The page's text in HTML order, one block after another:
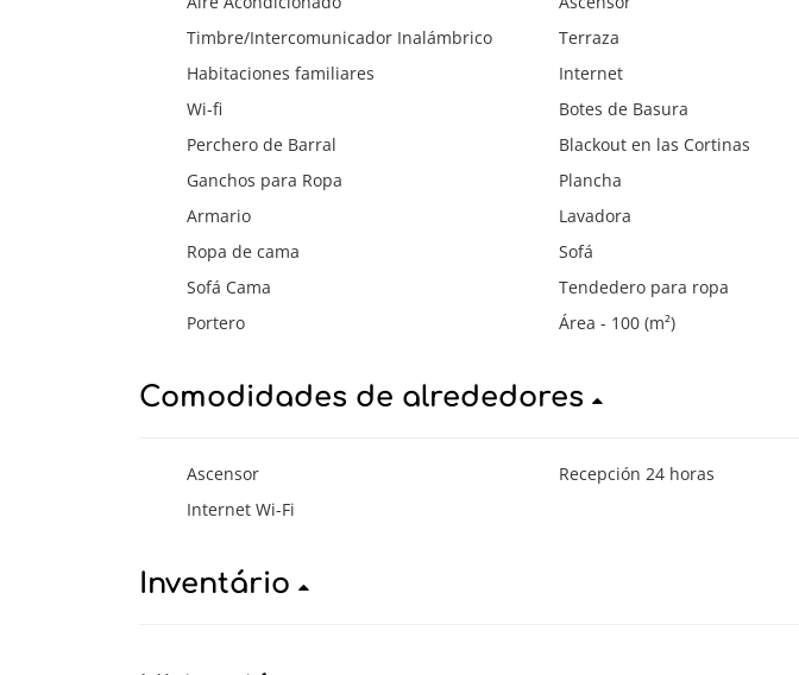
Timbre/Intercomunicador Inalámbrico
Terraza
Habitaciones familiares
Internet
Wi-fi
Botes de Basura
Perchero de Barral
Blackout en las Cortinas
Ganchos para Ropa
Plancha
Armario
Lavadora
Ropa de cama
Sofá
Sofá Cama
Tendedero para ropa
Portero
Área - 100 (m²)
Comodidades de alrededores
Ascensor
Recepción 24 horas
Internet Wi-Fi
Inventário